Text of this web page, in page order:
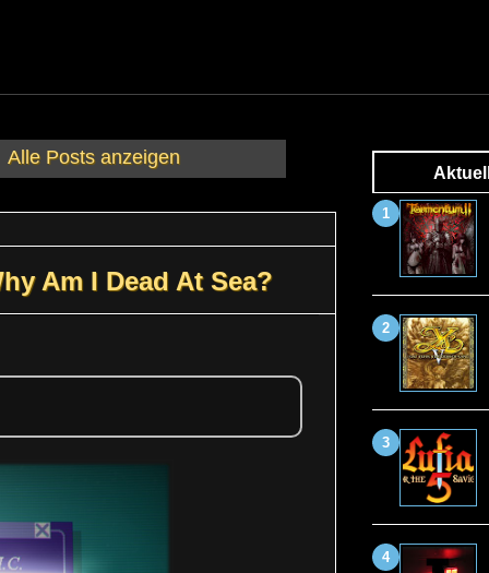
Alle Posts anzeigen
Am I Dead At Sea?